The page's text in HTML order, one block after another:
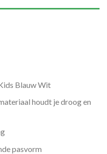
Blauw Wit
houdt je droog en
pasvorm